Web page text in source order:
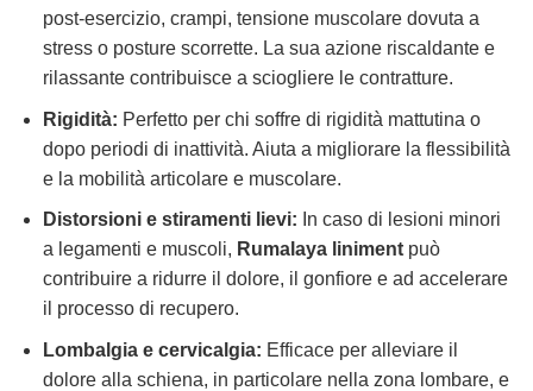
post-esercizio, crampi, tensione muscolare dovuta a
stress o posture scorrette. La sua azione riscaldante e
rilassante contribuisce a sciogliere le contratture.
Rigidità: Perfetto per chi soffre di rigidità mattutina o
dopo periodi di inattività. Aiuta a migliorare la flessibilità
e la mobilità articolare e muscolare.
Distorsioni e stiramenti lievi: In caso di lesioni minori
a legamenti e muscoli, Rumalaya linimentpuò
contribuire a ridurre il dolore, il gonfiore e ad accelerare
il processo di recupero.
Lombalgia e cervicalgia: Efficace per alleviare il
dolore alla schiena, in particolare nella zona lombare, e